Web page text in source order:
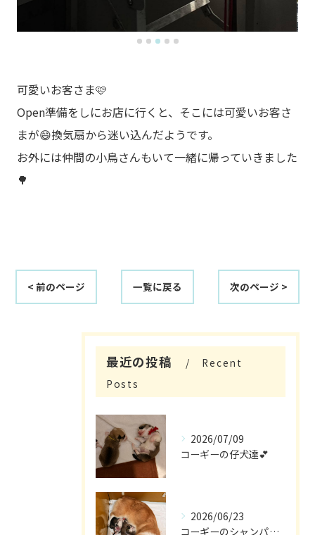
可愛いお客さま🩷
Open準備をしにお店に行くと、そこには可愛いお客さ
まが😄換気扇から迷い込んだようです。
お外には仲間の小鳥さんもいて一緒に帰っていきました
🌳
< 前のページ 一覧に戻る 次のページ >
最近の投稿
Recent
Posts
2026/07/09
コーギーの仔犬達💕
2026/06/23
コーギーのシャンパン🎵